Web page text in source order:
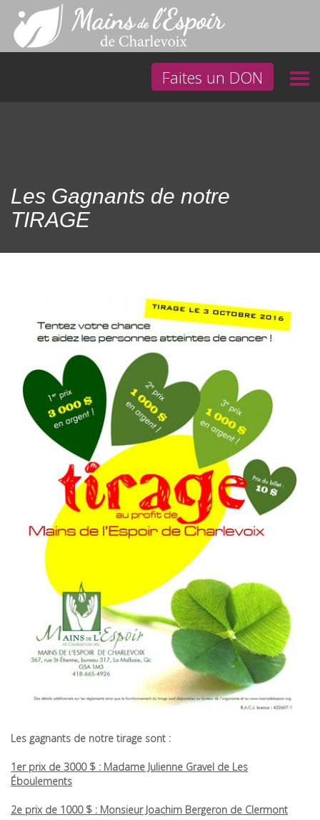
Faites un DON
Les Gagnants de notre
TIRAGE
Les gagnants de notre tirage sont :
1er prix de 3000 $ : Madame Julienne Gravel de Les
Éboulements
2e prix de 1000 $ : Monsieur Joachim Bergeron de Clermont